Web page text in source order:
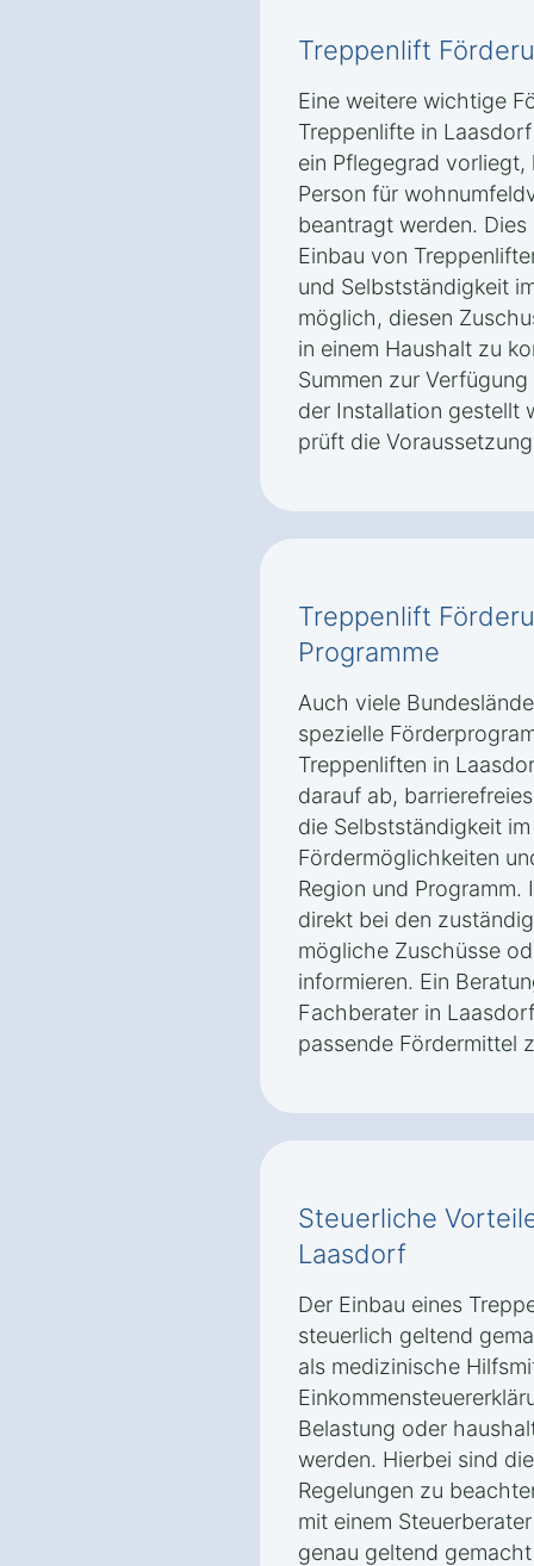
Treppenlift
Eine weitere wichtige
Treppenlifte in
ein Pflegegrad
Person für
beantragt werden.
Einbau von
und Selbstständigkeit
möglich, diesen
in einem Haushalt zu
Summen zur
der Installation gestellt
prüft die
Treppenlift
Programme
Auch viele
spezielle
Treppenliften in
darauf ab,
die Selbstständigkeit
Fördermöglichkeiten
Region und
direkt bei den
mögliche Zuschüsse
informieren. Ein
Fachberater in
passende Fördermittel
Steuerliche
Laasdorf
Der Einbau eines
steuerlich geltend
als medizinische
Belastung oder
werden. Hierbei sind
Regelungen zu
mit einem
genau geltend